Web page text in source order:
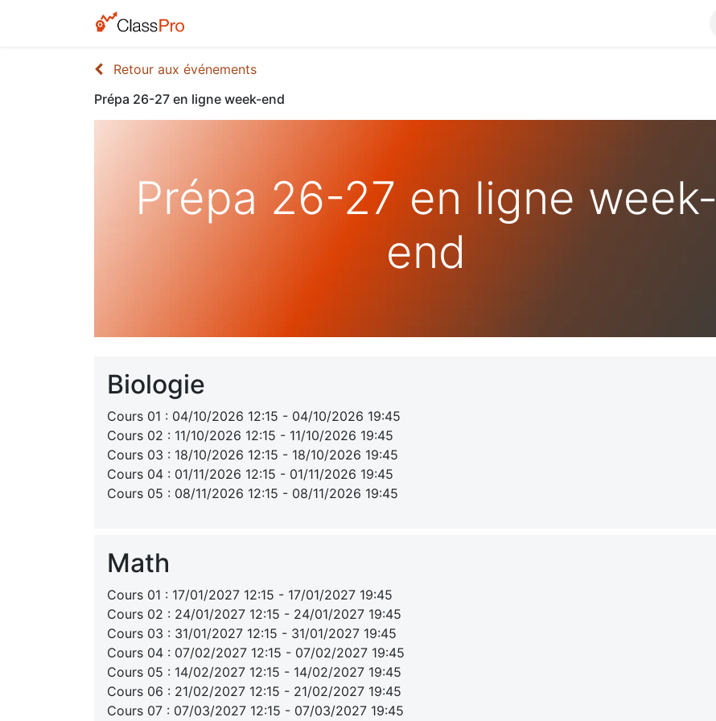
Retour aux événements
Prépa 26-27 en ligne week-end
Prépa 26-27 en ligne week-
end
Biologie
Cours 01 : 04/10/2026 12:15 - 04/10/2026 19:45
Cours 02 : 11/10/2026 12:15 - 11/10/2026 19:45
Cours 03 : 18/10/2026 12:15 - 18/10/2026 19:45
Cours 04 : 01/11/2026 12:15 - 01/11/2026 19:45
Cours 05 : 08/11/2026 12:15 - 08/11/2026 19:45
Math
Cours 01 : 17/01/2027 12:15 - 17/01/2027 19:45
Cours 02 : 24/01/2027 12:15 - 24/01/2027 19:45
Cours 03 : 31/01/2027 12:15 - 31/01/2027 19:45
Cours 04 : 07/02/2027 12:15 - 07/02/2027 19:45
Cours 05 : 14/02/2027 12:15 - 14/02/2027 19:45
Cours 06 : 21/02/2027 12:15 - 21/02/2027 19:45
Cours 07 : 07/03/2027 12:15 - 07/03/2027 19:45